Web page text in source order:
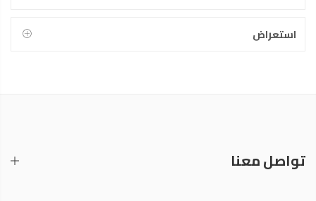
استعراض
تواصل معنا